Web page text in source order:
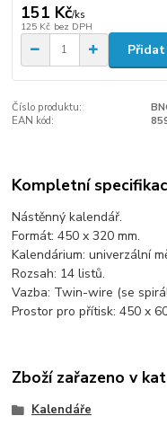
151 Kč/ks
125 Kč bez DPH
Číslo produktu:
EAN kód:
Kompletní
Nástěnný kalendář.
Formát: 450 x 320 mm.
Kalendárium: univerzální
Rozsah: 14 listů.
Vazba: Twin-wire (se
Prostor pro přítisk: 450 x
Zboží zařazeno v
Kalendáře